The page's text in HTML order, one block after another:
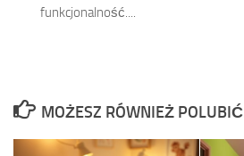
funkcjonalność....
MOŻESZ RÓWNIEŻ